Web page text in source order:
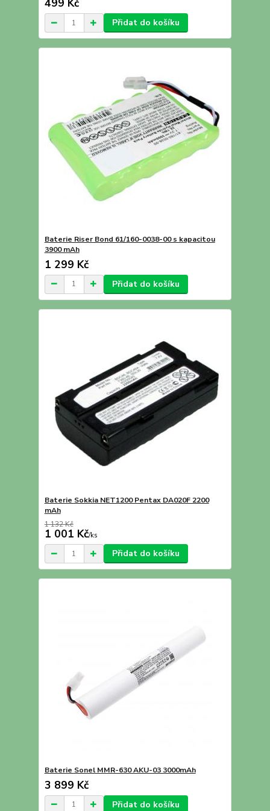
499 Kč
Přidat do košíku
Baterie Riser Bond 61/160-0038-00 s kapacitou
3900 mAh
1 299 Kč
Přidat do košíku
Baterie Sokkia NET1200 Pentax DA020F 2200
mAh
1 132 Kč
1 001 Kč/ks
Přidat do košíku
Baterie Sonel MMR-630 AKU-03 3000mAh
3 899 Kč
Přidat do košíku